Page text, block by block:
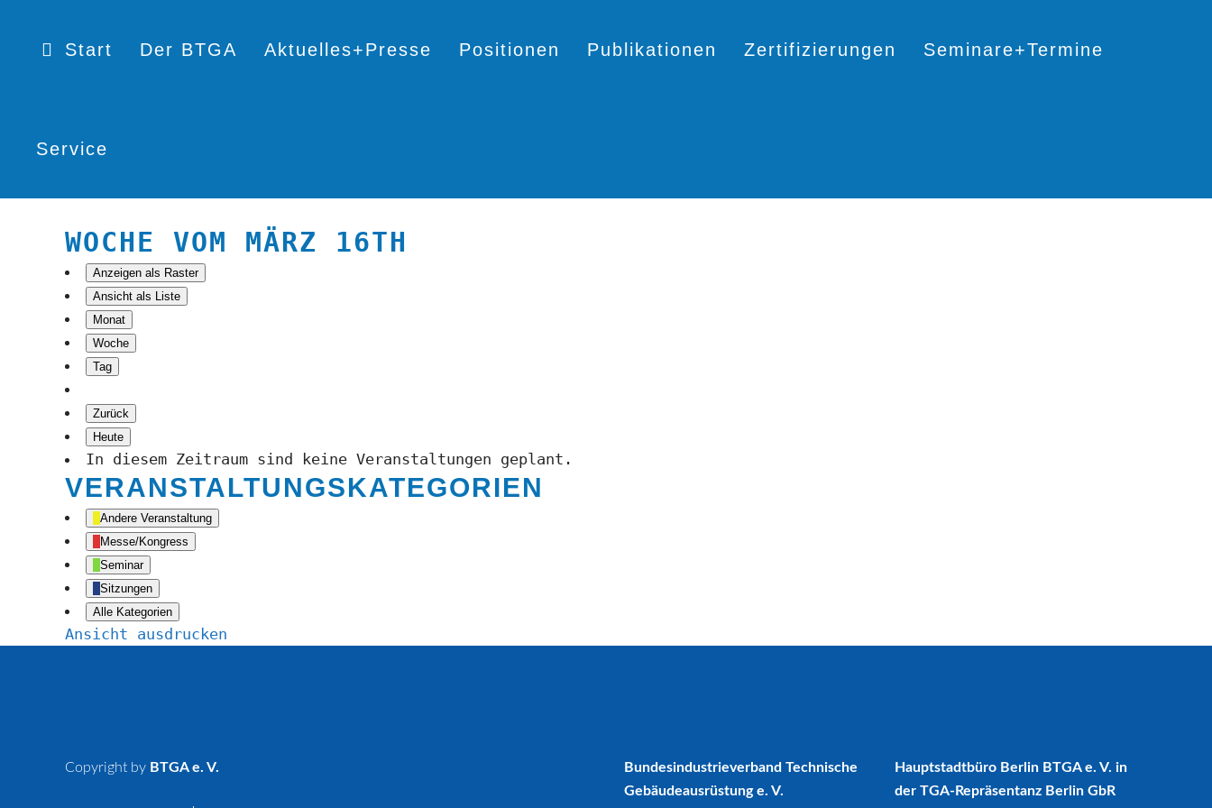
Start Der BTGA Aktuelles+Presse Positionen Publikationen Zertifizierungen Seminare+Termine
Service
WOCHE VOM MÄRZ 16TH
Anzeigen als Raster
Ansicht als Liste
Monat
Woche
Tag
Zurück
Heute
In diesem Zeitraum sind keine Veranstaltungen geplant.
VERANSTALTUNGSKATEGORIEN
Andere Veranstaltung
Messe/Kongress
Seminar
Sitzungen
Alle Kategorien
Ansicht ausdrucken
Copyright by BTGA e. V.
Bundesindustrieverband Technische
Gebäudeausrüstung e. V.
Hauptstadtbüro Berlin BTGA e. V. in
der TGA-Repräsentanz Berlin GbR